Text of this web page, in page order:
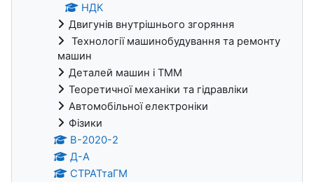
НДК
Двигунів внутрішнього згоряння
Технології машинобудування та ремонту
машин
Деталей машин і ТММ
Теоретичної механіки та гідравліки
Автомобільної електроніки
Фізики
В-2020-2
Д-А
СТРАТтаГМ